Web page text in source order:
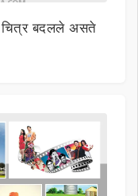
बदलले असते